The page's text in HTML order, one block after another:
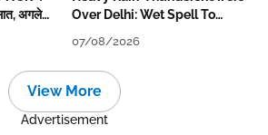
अगले
Over Delhi: Wet Spell To
07/08/2026
View More
Advertisement